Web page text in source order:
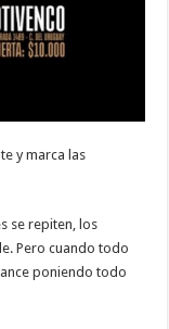
y marca las
se repiten, los
Pero cuando todo
poniendo todo